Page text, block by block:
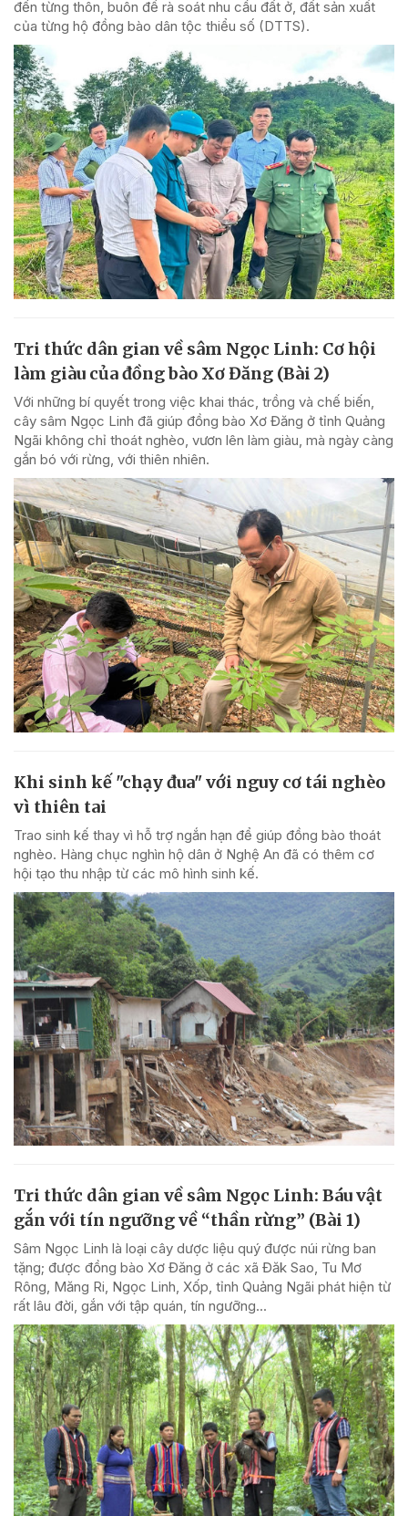
đến từng thôn, buôn để rà soát nhu cầu đất ở, đất sản xuất
của từng hộ đồng bào dân tộc thiểu số (DTTS).
Tri thức dân gian về sâm Ngọc Linh: Cơ hội
làm giàu của đồng bào Xơ Đăng (Bài 2)
Với những bí quyết trong việc khai thác, trồng và chế biến,
cây sâm Ngọc Linh đã giúp đồng bào Xơ Đăng ở tỉnh Quảng
Ngãi không chỉ thoát nghèo, vươn lên làm giàu, mà ngày càng
gắn bó với rừng, với thiên nhiên.
Khi sinh kế "chạy đua" với nguy cơ tái nghèo
vì thiên tai
Trao sinh kế thay vì hỗ trợ ngắn hạn để giúp đồng bào thoát
nghèo. Hàng chục nghìn hộ dân ở Nghệ An đã có thêm cơ
hội tạo thu nhập từ các mô hình sinh kế.
Tri thức dân gian về sâm Ngọc Linh: Báu vật
gắn với tín ngưỡng về “thần rừng” (Bài 1)
Sâm Ngọc Linh là loại cây dược liệu quý được núi rừng ban
tặng; được đồng bào Xơ Đăng ở các xã Đăk Sao, Tu Mơ
Rông, Măng Ri, Ngọc Linh, Xốp, tỉnh Quảng Ngãi phát hiện từ
rất lâu đời, gắn với tập quán, tín ngưỡng...